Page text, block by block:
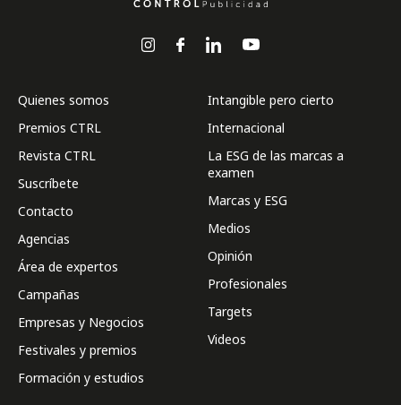
Quienes somos
Premios CTRL
Revista CTRL
Suscríbete
Contacto
Agencias
Área de expertos
Campañas
Empresas y Negocios
Festivales y premios
Formación y estudios
Intangible pero cierto
Internacional
La ESG de las marcas a
examen
Marcas y ESG
Medios
Opinión
Profesionales
Targets
Videos